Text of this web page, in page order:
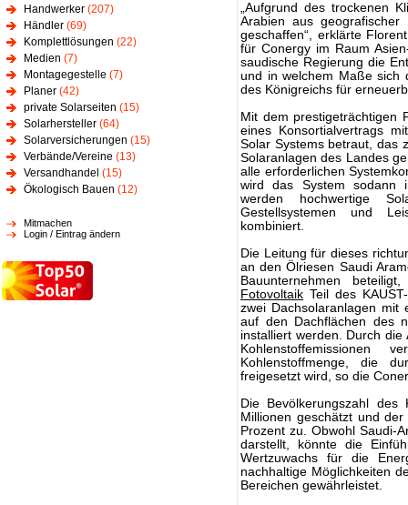
Handwerker (207)
Händler (69)
Komplettlösungen (22)
Medien (7)
Montagegestelle (7)
Planer (42)
private Solarseiten (15)
Solarhersteller (64)
Solarversicherungen (15)
Verbände/Vereine (13)
Versandhandel (15)
Ökologisch Bauen (12)
Mitmachen
Login / Eintrag ändern
„Aufgrund des trockenen
Arabien aus
geschaffen“, erklärte
für Conergy im Raum
saudische Regierung die
und in welchem Maße sich
des Königreichs für
Mit dem prestigeträchtigen
eines Konsortialvertrags
Solar Systems betraut, das
Solaranlagen des Landes
alle erforderlichen
wird das System sodann
werden hochwertige
Gestellsystemen und
kombiniert.
Die Leitung für dieses
an den Ölriesen Saudi
Bauunternehmen
Fotovoltaik Teil des
zwei Dachsolaranlagen mit
auf den Dachflächen des
installiert werden. Durch
Kohlenstoffmenge, die
freigesetzt wird, so die
Die Bevölkerungszahl
Millionen geschätzt und
Prozent zu. Obwohl Saudi-
darstellt, könnte die
Wertzuwachs für die
nachhaltige Möglichkeiten
Bereichen gewährleistet.